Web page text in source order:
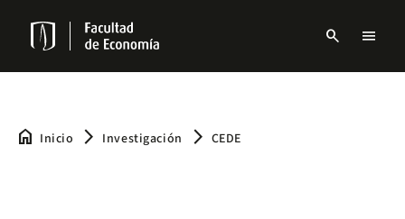
contenido
principal
Navbar
search menu
home Inicio arrow_forward_ios Investigación arrow_forward_ios CEDE